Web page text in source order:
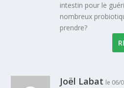
intestin pour le
nombreux
prendre?
Joël Labat le 06/